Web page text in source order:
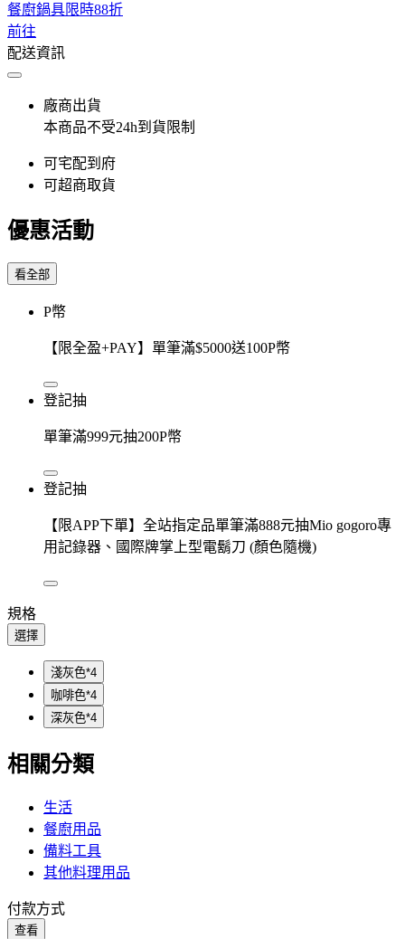
餐廚鍋具限時88折
前往
配送資訊
廠商出貨
本商品不受24h到貨限制
可宅配到府
可超商取貨
優惠活動
看全部
P幣
【限全盈+PAY】單筆滿$5000送100P幣
登記抽
單筆滿999元抽200P幣
登記抽
【限APP下單】全站指定品單筆滿888元抽Mio gogoro專
用記錄器、國際牌掌上型電鬍刀 (顏色隨機)
規格
選擇
淺灰色*4
咖啡色*4
深灰色*4
相關分類
生活
餐廚用品
備料工具
其他料理用品
付款方式
查看